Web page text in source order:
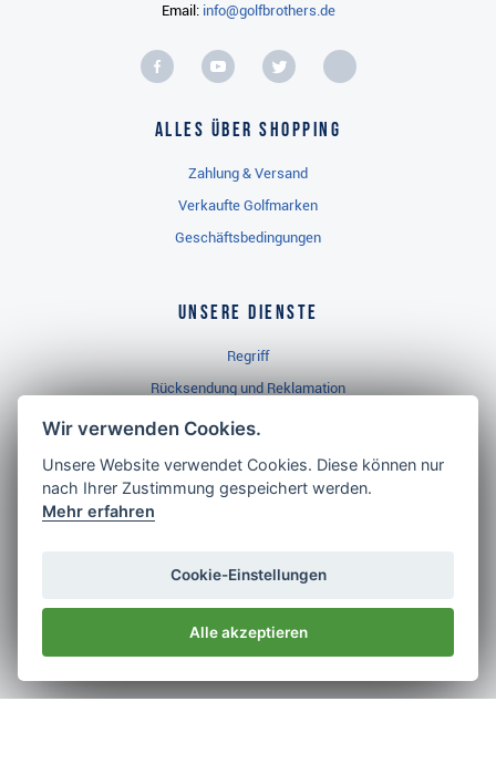
Email: info@golfbrothers.de
Alles über Shopping
Zahlung & Versand
Verkaufte Golfmarken
Geschäftsbedingungen
Unsere Dienste
Regriff
Rücksendung und Reklamation
Widerrufsbelehrung
Golf Brothers.de
Neuheiten
Impressum
Wir verwenden Cookies.
Unsere Website verwendet Cookies. Diese können nur
nach Ihrer Zustimmung gespeichert werden.
Mehr erfahren
Cookie-Einstellungen
Alle akzeptieren